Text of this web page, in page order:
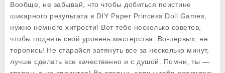
Вообще, не забывай, что чтобы добиться поистине
шикарного результата в DIY Paper Princess Doll Games,
нужно немного хитрости! Вот тебе несколько советов,
чтобы поднять свой уровень мастерства. Во-первых, не
торопись! Не старайся затянуть все за несколько минут,
лучше сделать все качественно и с душой. Помни, ты —